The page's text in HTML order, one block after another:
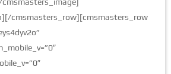
cmsmasters_row][cmsmasters_row